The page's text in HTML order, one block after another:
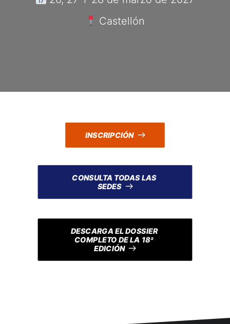
Castellón
INSCRIPCIÓN
CONSULTA TODAS LAS
SEDES
DESCARGA EL DOSSIER
COMPLETO DE LA 18ª
EDICIÓN